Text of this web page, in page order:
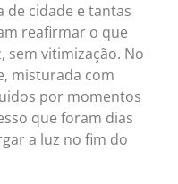
de cidade e tantas
reafirmar o que
sem vitimização. No
misturada com
por momentos
que foram dias
a luz no fim do